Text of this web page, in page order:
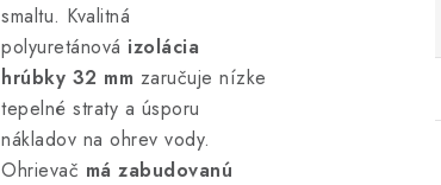
smaltu. Kvalitná
polyuretánová izolácia
hrúbky 32 mm zaručuje nízke
tepelné straty a úsporu
nákladov na ohrev vody.
Ohrievač má zabudovanú